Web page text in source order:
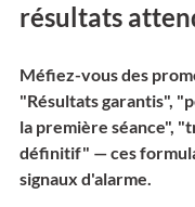
résultats
Méfiez-vous des
"Résultats garantis",
la première séance",
définitif" — ces
signaux d'alarme.